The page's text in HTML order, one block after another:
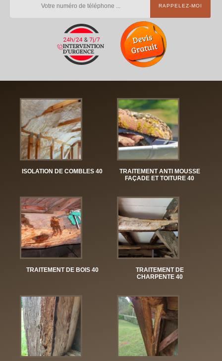
ISOLATION DE COMBLES 40
TRAITEMENT ANTI MOUSSE
FAÇADE ET TOITURE 40
TRAITEMENT DE BOIS 40
TRAITEMENT DE
CHARPENTE 40